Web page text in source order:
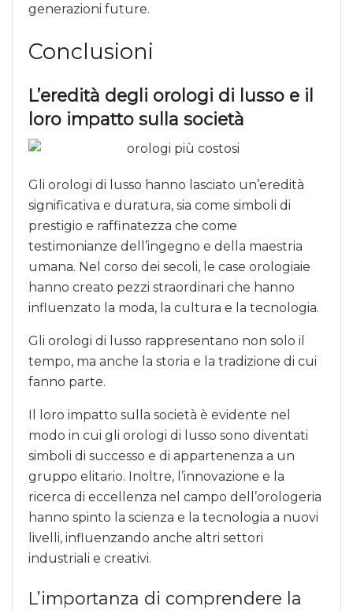
generazioni future.
Conclusioni
L’eredità degli orologi di lusso e il
loro impatto sulla società
Gli orologi di lusso hanno lasciato un’eredità
significativa e duratura, sia come simboli di
prestigio e raffinatezza che come
testimonianze dell’ingegno e della maestria
umana. Nel corso dei secoli, le case orologiaie
hanno creato pezzi straordinari che hanno
influenzato la moda, la cultura e la tecnologia.
Gli orologi di lusso rappresentano non solo il
tempo, ma anche la storia e la tradizione di cui
fanno parte.
Il loro impatto sulla società è evidente nel
modo in cui gli orologi di lusso sono diventati
simboli di successo e di appartenenza a un
gruppo elitario. Inoltre, l’innovazione e la
ricerca di eccellenza nel campo dell’orologeria
hanno spinto la scienza e la tecnologia a nuovi
livelli, influenzando anche altri settori
industriali e creativi.
L’importanza di comprendere la